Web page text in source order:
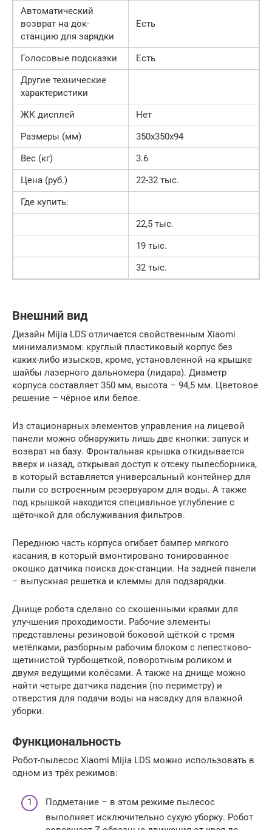
Автоматический
возврат на док-
станцию для зарядки
Есть
Голосовые подсказки
Есть
Другие технические
характеристики
ЖК дисплей
Нет
Размеры (мм)
350х350х94
Вес (кг)
3.6
Цена (руб.)
22-32 тыс.
Где купить:
22,5 тыс.
19 тыс.
32 тыс.
Внешний вид
Дизайн Mijia LDS отличается свойственным Xiaomi
минимализмом: круглый пластиковый корпус без
каких-либо изысков, кроме, установленной на крышке
шайбы лазерного дальномера (лидара). Диаметр
корпуса составляет 350 мм, высота – 94,5 мм. Цветовое
решение – чёрное или белое.
Из стационарных элементов управления на лицевой
панели можно обнаружить лишь две кнопки: запуск и
возврат на базу. Фронтальная крышка откидывается
вверх и назад, открывая доступ к отсеку пылесборника,
в который вставляется универсальный контейнер для
пыли со встроенным резервуаром для воды. А также
под крышкой находится специальное углубление с
щёточкой для обслуживания фильтров.
Переднюю часть корпуса огибает бампер мягкого
касания, в который вмонтировано тонированное
окошко датчика поиска док-станции. На задней панели
– выпускная решетка и клеммы для подзарядки.
Днище робота сделано со скошенными краями для
улучшения проходимости. Рабочие элементы
представлены резиновой боковой щёткой с тремя
метёлками, разборным рабочим блоком с лепестково-
щетинистой турбощеткой, поворотным роликом и
двумя ведущими колёсами. А также на днище можно
найти четыре датчика падения (по периметру) и
отверстия для подачи воды на насадку для влажной
уборки.
Функциональность
Робот-пылесос Xiaomi Mijia LDS можно использовать в
одном из трёх режимов:
Подметание – в этом режиме пылесос
выполняет исключительно сухую уборку. Робот